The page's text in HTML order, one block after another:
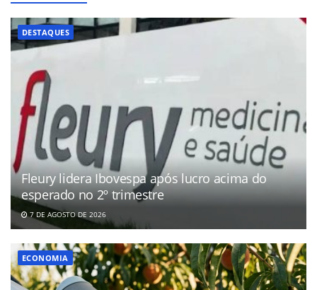
DESTAQUES
Fleury lidera Ibovespa após lucro acima do
esperado no 2º trimestre
7 DE AGOSTO DE 2026
ECONOMIA